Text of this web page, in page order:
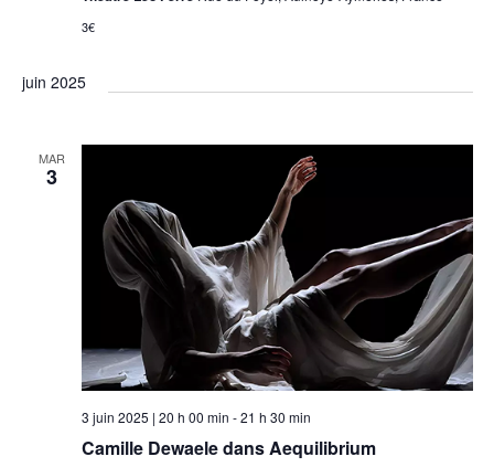
3€
juin 2025
MAR
3
Camille Dewaele dans Aequilibrium
3 juin 2025 | 20 h 00 min -21 h 30 min